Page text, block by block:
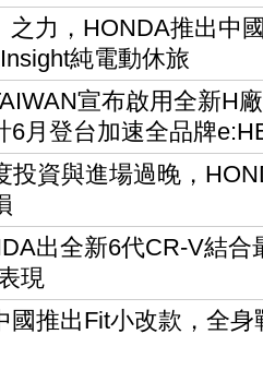
之力，HONDA推出中
純電動休旅
宣布啟用全新H
6月登台加速全品牌
投資與進場過晚，
出全新6代CR-V結合
現
國推出Fit小改款，全